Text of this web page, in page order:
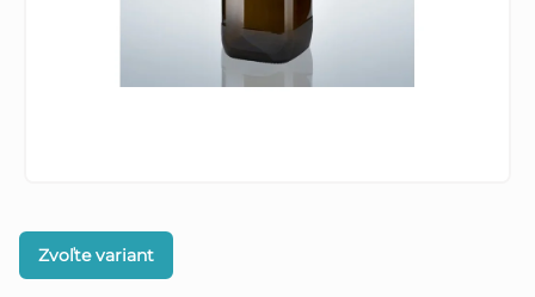
Zvoľte variant